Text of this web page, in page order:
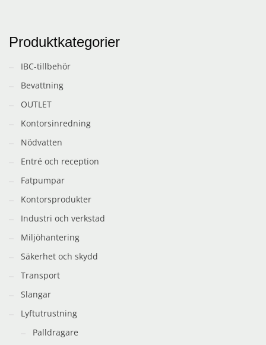
Produktkategorier
IBC-tillbehör
Bevattning
OUTLET
Kontorsinredning
Nödvatten
Entré och reception
Fatpumpar
Kontorsprodukter
Industri och verkstad
Miljöhantering
Säkerhet och skydd
Transport
Slangar
Lyftutrustning
Palldragare